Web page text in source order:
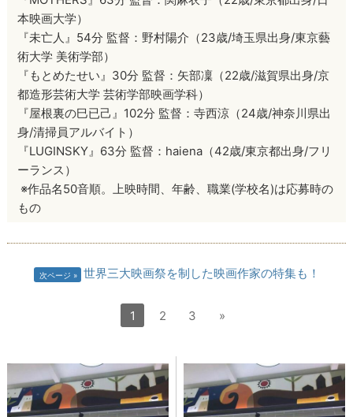
本映画大学）
『未亡人』54分 監督：野村陽介（23歳/埼玉県出身/東京藝
術大学 美術学部）
『もとめたせい』30分 監督：矢部凜（22歳/滋賀県出身/京
都造形芸術大学 芸術学部映画学科）
『屋根裏の巳已己』102分 監督：寺西涼（24歳/神奈川県出
身/清掃員アルバイト）
『LUGINSKY』63分 監督：haiena（42歳/東京都出身/フリ
ーランス）
※作品名50音順。上映時間、年齢、職業(学校名)は応募時の
もの
次ページ 世界三大映画祭を制した映画作家の特集も！
1 2 3 »